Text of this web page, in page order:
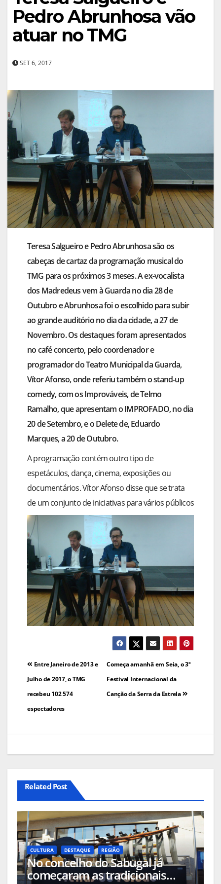
Pedro Abrunhosa vão
atuar no TMG
SET 6, 2017
Teresa Salgueiro e Pedro Abrunhosa são os
cabeças de cartaz da programação musical do
TMG para os próximos 3 meses. A ex-vocalista
dos Madredeus vem à Guarda no dia 28 de
Outubro e Abrunhosa foi o escolhido para subir
ao grande auditório no dia da cidade, a 27 de
Novembro. Os destaques foram apresentados
no café concerto, pelo coordenador e
programador do Teatro Municipal da Guarda,
Vítor Afonso, onde referiu também o stand-up
comedy, com os Improváveis, de Telmo
Ramalho, que apresentam o IMPROFADO, no dia
20 de Setembro, e o Delete de, Eduardo
Marques, a 20 de Outubro.
A programação contém outro tipo de
espetáculos, dança, cinema, exposições ou
documentários. Vítor Afonso disse que se trata
de um conjunto de iniciativas para vários públicos
Navegação
de
artigos
Começa amanhã em Seia, o 3º
Festival Internacional da
Canção da Serra da Estrela
Entre Janeiro de 2013 e
Julho de 2017, o TMG
recebeu 102 574
espectadores
Related Post
CULTURA DESTAQUE REGIÃO
No concelho do Sabugal já
começaram as tradicionais